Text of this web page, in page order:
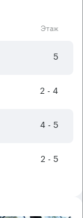
Этаж
5
2 - 4
4 - 5
2 - 5